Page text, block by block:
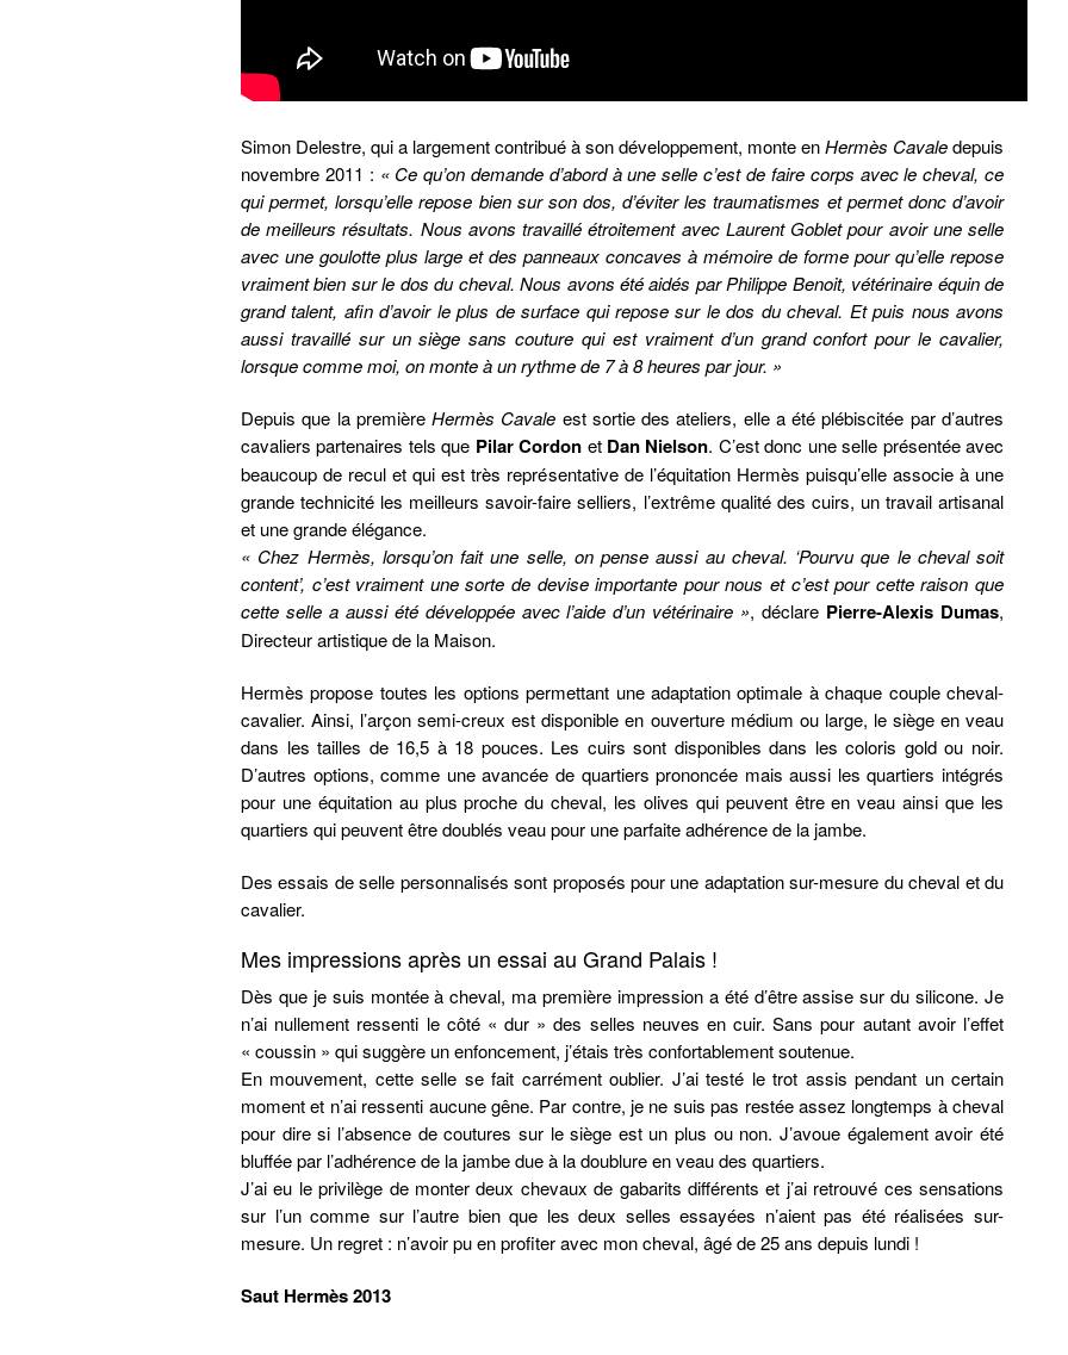
Simon Delestre, qui a largement contribué à son développement, monte enHermès Cavaledepuis
novembre 2011 : « Ce qu’on demande d’abord à une selle c’est de faire corps avec le cheval, ce
qui permet, lorsqu’elle repose bien sur son dos, d’éviter les traumatismes et permet donc d’avoir
de meilleurs résultats. Nous avons travaillé étroitement avec Laurent Goblet pour avoir une selle
avec une goulotte plus large et des panneaux concaves à mémoire de forme pour qu’elle repose
vraiment bien sur le dos du cheval. Nous avons été aidés par Philippe Benoit, vétérinaire équin de
grand talent, afin d’avoir le plus de surface qui repose sur le dos du cheval. Et puis nous avons
aussi travaillé sur un siège sans couture qui est vraiment d’un grand confort pour le cavalier,
lorsque comme moi, on monte à un rythme de 7 à 8 heures par jour. »
Depuis que la premièreHermès Cavale est sortie des ateliers, elle a été plébiscitée par d’autres
cavaliers partenaires tels que Pilar Cordon et Dan Nielson. C’est donc une selle présentée avec
beaucoup de recul et qui est très représentative de l’équitation Hermès puisqu’elle associe à une
grande technicité les meilleurs savoir-faire selliers, l’extrême qualité des cuirs, un travail artisanal
et une grande élégance.
« Chez Hermès, lorsqu’on fait une selle, on pense aussi au cheval. ‘Pourvu que le cheval soit
content’, c’est vraiment une sorte de devise importante pour nous et c’est pour cette raison que
cette selle a aussi été développée avec l’aide d’un vétérinaire », déclare Pierre-Alexis Dumas,
Directeur artistique de la Maison.
Hermès propose toutes les options permettant une adaptation optimale à chaque couple cheval-
cavalier. Ainsi, l’arçon semi-creux est disponible en ouverture médium ou large, le siège en veau
dans les tailles de 16,5 à 18 pouces. Les cuirs sont disponibles dans les coloris gold ou noir.
D’autres options, comme une avancée de quartiers prononcée mais aussi les quartiers intégrés
pour une équitation au plus proche du cheval, les olives qui peuvent être en veau ainsi que les
quartiers qui peuvent être doublés veau pour une parfaite adhérence de la jambe.
Des essais de selle personnalisés sont proposés pour une adaptation sur-mesure du cheval et du
cavalier.
Mes impressions après un essai au Grand Palais !
Dès que je suis montée à cheval, ma première impression a été d’être assise sur du silicone. Je
n’ai nullement ressenti le côté « dur » des selles neuves en cuir. Sans pour autant avoir l’effet
« coussin » qui suggère un enfoncement, j’étais très confortablement soutenue.
En mouvement, cette selle se fait carrément oublier. J’ai testé le trot assis pendant un certain
moment et n’ai ressenti aucune gêne. Par contre, je ne suis pas restée assez longtemps à cheval
pour dire si l’absence de coutures sur le siège est un plus ou non. J’avoue également avoir été
bluffée par l’adhérence de la jambe due à la doublure en veau des quartiers.
J’ai eu le privilège de monter deux chevaux de gabarits différents et j’ai retrouvé ces sensations
sur l’un comme sur l’autre bien que les deux selles essayées n’aient pas été réalisées sur-
mesure. Un regret : n’avoir pu en profiter avec mon cheval, âgé de 25 ans depuis lundi !
Saut Hermès 2013